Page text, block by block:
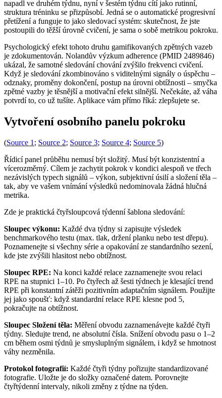
napadl ve druhém týdnu, nyní v šestém týdnu cítí jako rutinní,
struktura tréninku se přizpůsobí. Jedná se o automatické progresivní
přetížení a funguje to jako sledovací systém: skutečnost, že jste
postoupili do těžší úrovně cvičení, je sama o sobě metrikou pokroku.
Psychologický efekt tohoto druhu gamifikovaných zpětných vazeb
je zdokumentován. Nolandův výzkum adherence (PMID 2489846)
ukázal, že samotné sledování chování zvýšilo frekvenci cvičení.
Když je sledování zkombinováno s viditelnými signály o úspěchu –
odznaky, proměny dokončení, postup na úrovni obtížnosti – smyčka
zpětné vazby je těsnější a motivační efekt silnější. Nečekáte, až váha
potvrdí to, co už tušíte. Aplikace vám přímo říká: zlepšujete se.
Vytvoření osobního panelu pokroku
(Source 1 ; Source 2; Source 3; Source 4; Source 5)
Řídicí panel průběhu nemusí být složitý. Musí být konzistentní a
vícerozměrný. Cílem je zachytit pokrok v kondici alespoň ve třech
nezávislých typech signálů – výkon, subjektivní úsilí a složení těla –
tak, aby ve vašem vnímání výsledků nedominovala žádná hlučná
metrika.
Zde je praktická čtyřsloupcová týdenní šablona sledování:
Sloupec výkonu: Každé dva týdny si zapisujte výsledek
benchmarkového testu (max. tlak, držení planku nebo test dřepu).
Poznamenejte si všechny série a opakování ze standardního sezení,
kde jste zvýšili hlasitost nebo obtížnost.
Sloupec RPE: Na konci každé relace zaznamenejte svou relaci
RPE na stupnici 1–10. Po čtyřech až šesti týdnech je klesající trend
RPE při konstantní zátěži pozitivním adaptačním signálem. Použijte
jej jako spoušť: když standardní relace RPE klesne pod 5,
pokračujte na obtížnost.
Sloupec Složení těla: Měření obvodu zaznamenávejte každé čtyři
týdny. Sledujte trend, ne absolutní čísla. Snížení obvodu pasu o 1–2
cm během osmi týdnů je smysluplným signálem, i když se hmotnost
váhy nezměnila.
Protokol fotografií: Každé čtyři týdny pořizujte standardizované
fotografie. Uložte je do složky označené datem. Porovnejte
čtyřtýdenní intervaly, nikoli změny z týdne na týden.